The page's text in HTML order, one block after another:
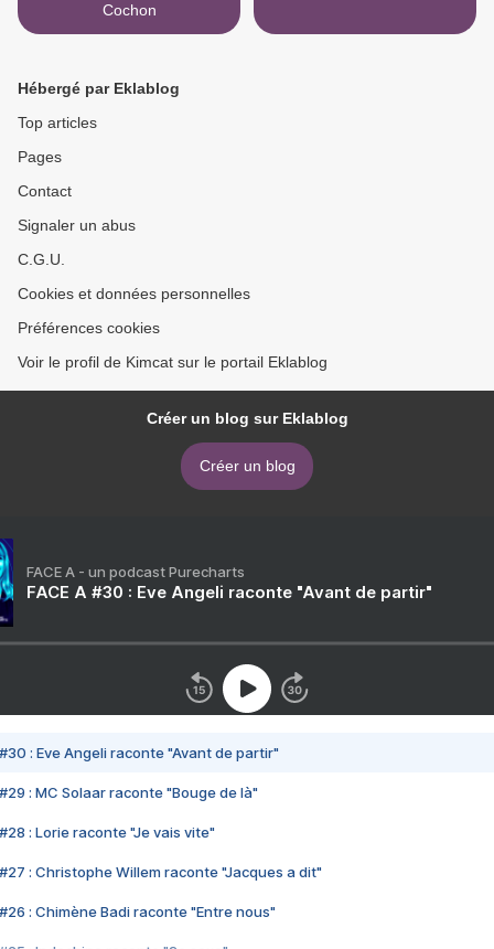
Cochon
Hébergé par Eklablog
Top articles
Pages
Contact
Signaler un abus
C.G.U.
Cookies et données personnelles
Préférences cookies
Voir le profil de Kimcat sur le portail Eklablog
Créer un blog sur Eklablog
Créer un blog
FACE A - un podcast Purecharts
FACE A #30 : Eve Angeli raconte "Avant de partir"
#30 : Eve Angeli raconte "Avant de partir"
#29 : MC Solaar raconte "Bouge de là"
#28 : Lorie raconte "Je vais vite"
#27 : Christophe Willem raconte "Jacques a dit"
#26 : Chimène Badi raconte "Entre nous"